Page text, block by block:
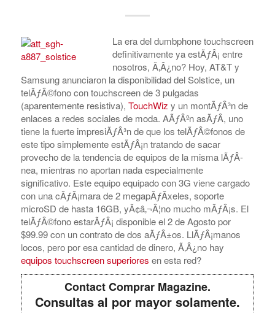
La era del dumbphone touchscreen
definitivamente ya estÃƒÂ¡ entre
nosotros, Ã‚Â¿no? Hoy, AT&T y
Samsung anunciaron la disponibilidad del Solstice, un
telÃƒÂ©fono con touchscreen de 3 pulgadas
(aparentemente resistiva), TouchWiz y un montÃƒÂ³n de
enlaces a redes sociales de moda. AÃƒÂºn asÃƒÂ­, uno
tiene la fuerte impresiÃƒÂ³n de que los telÃƒÂ©fonos de
este tipo simplemente estÃƒÂ¡n tratando de sacar
provecho de la tendencia de equipos de la misma lÃƒÂ­
nea, mientras no aportan nada especialmente
significativo. Este equipo equipado con 3G viene cargado
con una cÃƒÂ¡mara de 2 megapÃƒÂ­xeles, soporte
microSD de hasta 16GB, yÃ¢â‚¬Â¦no mucho mÃƒÂ¡s. El
telÃƒÂ©fono estarÃƒÂ¡ disponible el 2 de Agosto por
$99.99 con un contrato de dos aÃƒÂ±os. LlÃƒÂ¡manos
locos, pero por esa cantidad de dinero, Ã‚Â¿no hay
equipos touchscreen superiores en esta red?
Contact Comprar Magazine.
Consultas al por mayor solamente.